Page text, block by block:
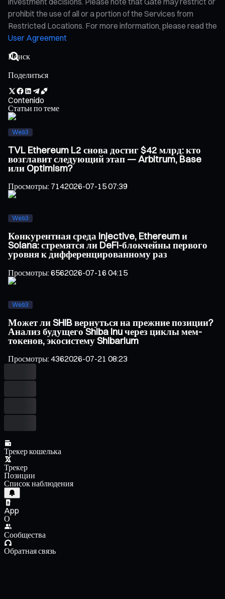
prohibit the use of all or a portion of the Services from
Restricted Locations. For more information, please read the
User Agreement
Поделиться
Contenido
Статьи по теме
Web3
TVL Ethereum L2 снова достиг $42 млрд: кто
возглавит следующий этап — Arbitrum, Base
или Optimism?
Просмотры: 7142026-07-15 07:39
Web3
Конкурентная среда Injective, Ethereum и
Solana: стремятся ли DeFi-блокчейны первого
уровня к дифференцированному раз
Просмотры:6562026-07-16 04:15
Web3
Может ли SHIB вернуться на прежние позиции?
Анализ будущего Shiba Inu через циклы мем-
токенов, экосистему Shibarium
Просмотры:4362026-07-21 08:23
Трекер кошелька
Трекер
Позиции
Список наблюдения
App
О
Сообщества
Обратная связь